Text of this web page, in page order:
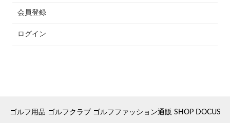
会員登録
ログイン
ゴルフ用品 ゴルフクラブ ゴルフファッション通販 SHOP DOCUS